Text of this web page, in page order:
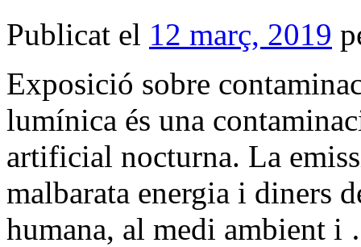
Publicat el 12 març, 2019
Exposició sobre
lumínica és una
artificial nocturna. La
malbarata energia i diners
humana, al medi ambient